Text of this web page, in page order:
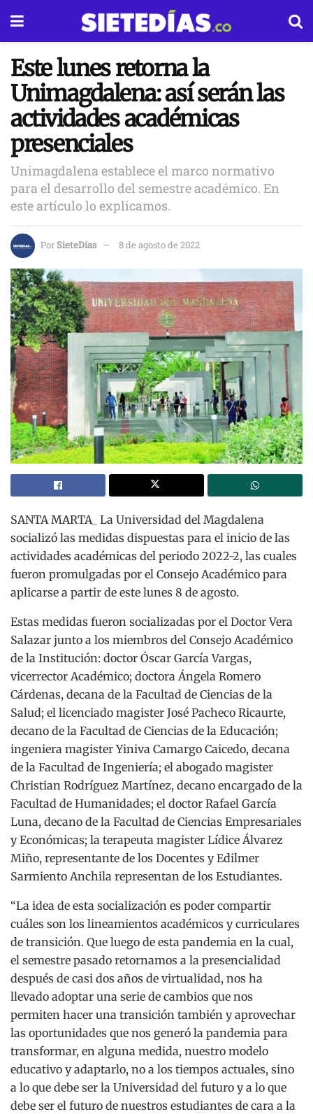
Este lunes retorna la
Unimagdalena: así serán las
actividades académicas
presenciales
Unimagdalena establece el marco normativo
para el desarrollo del semestre académico. En
este artículo lo explicamos.
PorSieteDías 8 de agosto de 2022
SANTA MARTA_ La Universidad del Magdalena
socializó las medidas dispuestas para el inicio de las
actividades académicas del periodo 2022-2, las cuales
fueron promulgadas por el Consejo Académico para
aplicarse a partir de este lunes 8 de agosto.
Estas medidas fueron socializadas por el Doctor Vera
Salazar junto a los miembros del Consejo Académico
de la Institución: doctor Óscar García Vargas,
vicerrector Académico; doctora Ángela Romero
Cárdenas, decana de la Facultad de Ciencias de la
Salud; el licenciado magister José Pacheco Ricaurte,
decano de la Facultad de Ciencias de la Educación;
ingeniera magister Yiniva Camargo Caicedo, decana
de la Facultad de Ingeniería; el abogado magister
Christian Rodríguez Martínez, decano encargado de la
Facultad de Humanidades; el doctor Rafael García
Luna, decano de la Facultad de Ciencias Empresariales
y Económicas; la terapeuta magister Lídice Álvarez
Miño, representante de los Docentes y Edilmer
Sarmiento Anchila representan de los Estudiantes.
“La idea de esta socialización es poder compartir
cuáles son los lineamientos académicos y curriculares
de transición. Que luego de esta pandemia en la cual,
el semestre pasado retornamos a la presencialidad
después de casi dos años de virtualidad, nos ha
llevado adoptar una serie de cambios que nos
permiten hacer una transición también y aprovechar
las oportunidades que nos generó la pandemia para
transformar, en alguna medida, nuestro modelo
educativo y adaptarlo, no a los tiempos actuales, sino
a lo que debe ser la Universidad del futuro y a lo que
debe ser el futuro de nuestros estudiantes de cara a la